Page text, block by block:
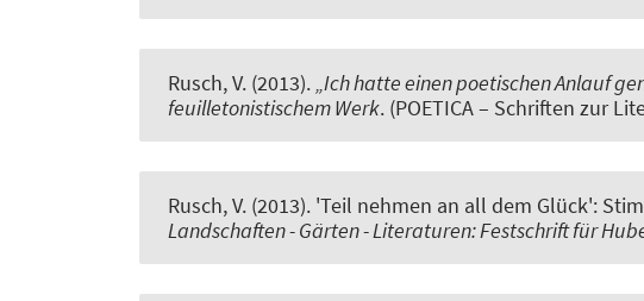
Rusch, V. (2013).„Ich hatte einen poetischen Anlauf
feuilletonistischem Werk. (POETICA – Schriften zur
Rusch, V. (2013). 'Teil nehmen an all dem Glück':
Landschaften - Gärten - Literaturen: Festschrift für